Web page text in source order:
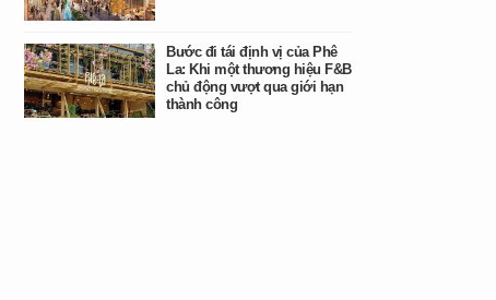
Bước đi tái định vị của Phê
La: Khi một thương hiệu F&B
chủ động vượt qua giới hạn
thành công